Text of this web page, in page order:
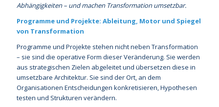
Abhängigkeiten – und machen Transformation umsetzbar.
Programme und Projekte: Ableitung, Motor und Spiegel
von Transformation
Programme und Projekte stehen nicht neben Transformation
– sie sind die operative Form dieser Veränderung. Sie werden
aus strategischen Zielen abgeleitet und übersetzen diese in
umsetzbare Architektur. Sie sind der Ort, an dem
Organisationen Entscheidungen konkretisieren, Hypothesen
testen und Strukturen verändern.